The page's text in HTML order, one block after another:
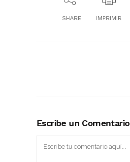
SHARE IMPRIMIR
Escribe un Comentario